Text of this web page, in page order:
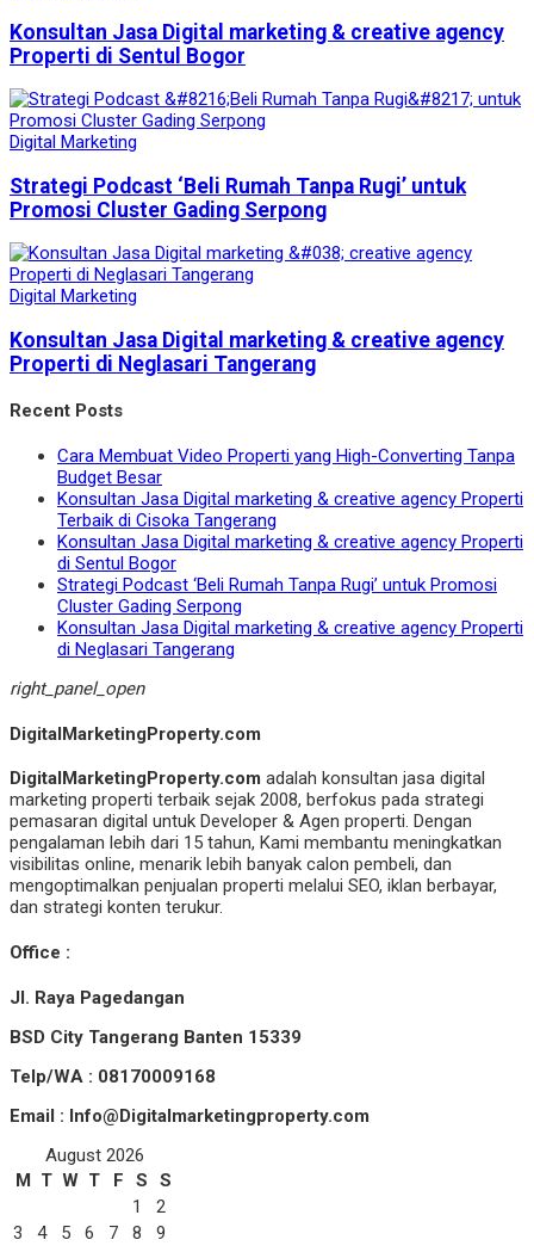
Konsultan Jasa Digital marketing & creative agency
Properti di Sentul Bogor
Digital Marketing
Strategi Podcast ‘Beli Rumah Tanpa Rugi’ untuk
Promosi Cluster Gading Serpong
Digital Marketing
Konsultan Jasa Digital marketing & creative agency
Properti di Neglasari Tangerang
Recent Posts
Cara Membuat Video Properti yang High-Converting Tanpa
Budget Besar
Konsultan Jasa Digital marketing & creative agency Properti
Terbaik di Cisoka Tangerang
Konsultan Jasa Digital marketing & creative agency Properti
di Sentul Bogor
Strategi Podcast ‘Beli Rumah Tanpa Rugi’ untuk Promosi
Cluster Gading Serpong
Konsultan Jasa Digital marketing & creative agency Properti
di Neglasari Tangerang
right_panel_open
DigitalMarketingProperty.com
DigitalMarketingProperty.com adalah konsultan jasa digital
marketing properti terbaik sejak 2008, berfokus pada strategi
pemasaran digital untuk Developer & Agen properti. Dengan
pengalaman lebih dari 15 tahun, Kami membantu meningkatkan
visibilitas online, menarik lebih banyak calon pembeli, dan
mengoptimalkan penjualan properti melalui SEO, iklan berbayar,
dan strategi konten terukur.
Office :
Jl. Raya Pagedangan
BSD City Tangerang Banten 15339
Telp/WA : 08170009168
Email : Info@Digitalmarketingproperty.com
August 2026
M
T W T F S
S
1
2
3
4 5 6 7 8
9